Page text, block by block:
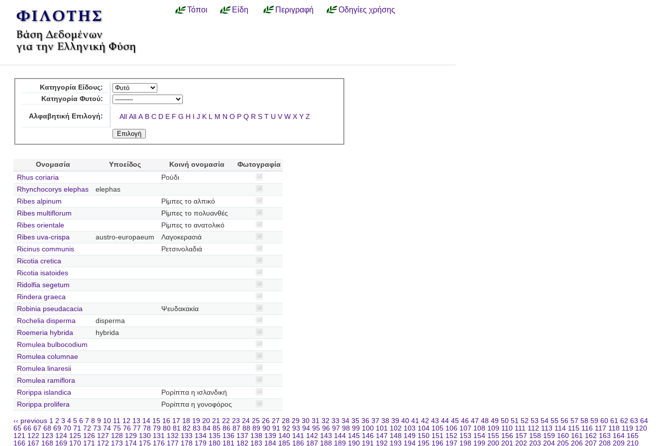
Τόποι Είδη Περιγραφή Οδηγίες χρήσης
Κατηγορία Είδους:
Κατηγορία Φυτού:
Αλφαβητική Επιλογή: All All A B C D E F G H I J K L M N O P Q R S T U V W X Y Z
Ονομασία Υποείδος Κοινή ονομασία
Φωτογραφία
Rhus coriaria
Ρούδι
Rhynchocorys elephas
elephas
Ribes alpinum
Ρίμπες το αλπικό
Ribes multiflorum
Ρίμπες το πολυανθές
Ribes orientale
Ρίμπες το ανατολικό
Ribes uva-crispa
austro-europaeum
Λαγοκερασιά
Ricinus communis
Ρετσινολαδιά
Ricotia cretica
Ricotia isatoides
Ridolfia segetum
Rindera graeca
Robinia pseudacacia
Ψευδακακία
Rochelia disperma
disperma
Roemeria hybrida
hybrida
Romulea bulbocodium
Romulea columnae
Romulea linaresii
Romulea ramiflora
Rorippa islandica
Ρορίππα η ισλανδική
Rorippa prolifera
Ρορίππα η γονοφόρος
‹‹ previous 1 2 3 4 5 6 7 8 9 10 11 12 13 14 15 16 17 18 19 20 21 22 23 24 25 26 27 28 29 30 31 32 33 34 35 36 37 38 39 40 41 42 43 44 45 46 47 48 49 50 51 52 53 54 55 56 57 58 59 60 61 62 63 64
65 66 67 68 69 70 71 72 73 74 75 76 77 78 79 80 81 82 83 84 85 86 87 88 89 90 91 92 93 94 95 96 97 98 99 100 101 102 103 104 105 106 107 108 109 110 111 112 113 114 115 116 117 118 119 120
121 122 123 124 125 126 127 128 129 130 131 132 133 134 135 136 137 138 139 140 141 142 143 144 145 146 147 148 149 150 151 152 153 154 155 156 157 158 159 160 161 162 163 164 165
166 167 168 169 170 171 172 173 174 175 176 177 178 179 180 181 182 183 184 185 186 187 188 189 190 191 192 193 194 195 196 197 198 199 200 201 202 203 204 205 206 207 208 209 210